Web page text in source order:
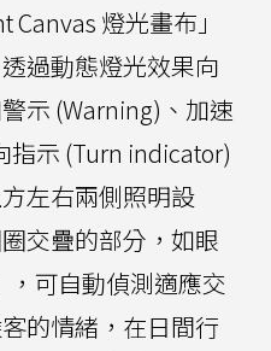
燈光畫布」
過動態燈光效果向
示 (Warning)、加速
指示 (Turn indicator)
左右兩側照明設
交疊的部分，如眼
，可自動偵測適應交
的情緒，在日間行